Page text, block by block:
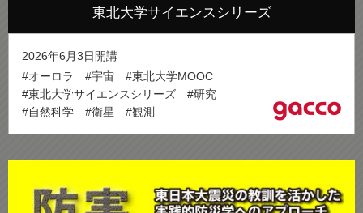
東北大学サイエンスシリーズ
2026年6月3日開講
#オーロラ
#宇宙
#東北大学MOOC
#東北大学サイエンスシリーズ
#研究
#自然科学
#衛星 #観測